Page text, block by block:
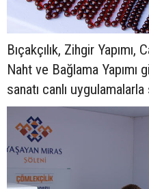
Bıçakçılık, Zihgir Yapımı,
Naht ve Bağlama
sanatı canlı